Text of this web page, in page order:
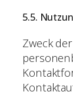
5.5.
Zweck